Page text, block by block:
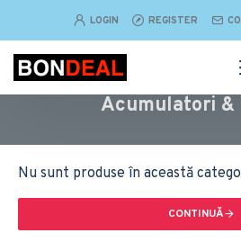
LOGIN REGISTER
Acumulatori &
Nu sunt produse în această
CONTINUĂ